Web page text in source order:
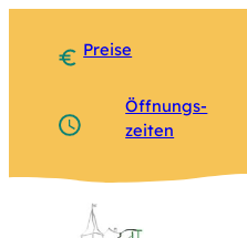
springen
Preise
Öffnungs­
zeiten